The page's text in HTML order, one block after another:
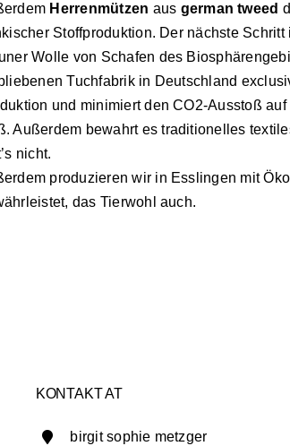
Herrenmützen aus german tweed
Stoffproduktion. Der nächste
Wolle von Schafen des
Tuchfabrik in Deutschland
und minimiert den CO2-Ausstoß
Außerdem bewahrt es traditionelles
nicht.
produzieren wir in Esslingen mit
das Tierwohl auch.
KONTAKT AT
birgit sophie metzger